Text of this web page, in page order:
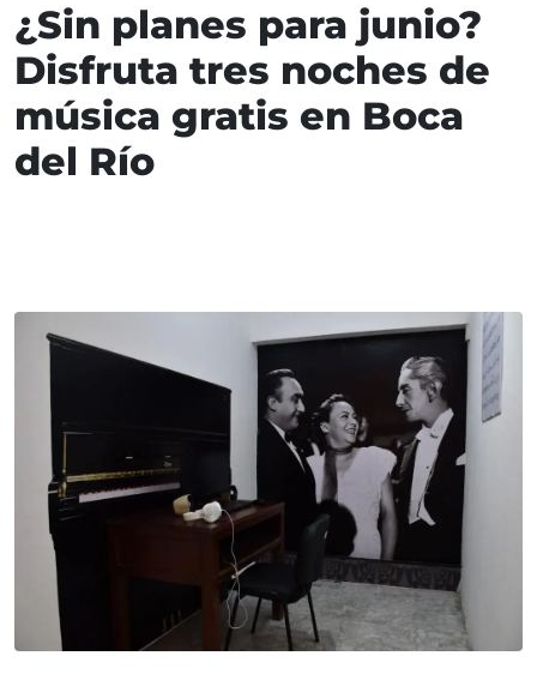
¿Sin planes para junio?
Disfruta tres noches de
música gratis en Boca
del Río